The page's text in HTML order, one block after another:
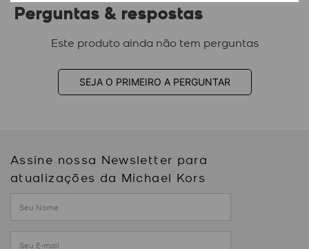
Perguntas & respostas
Este produto ainda não tem perguntas
SEJA O PRIMEIRO A PERGUNTAR
Assine nossa Newsletter para
atualizações da Michael Kors